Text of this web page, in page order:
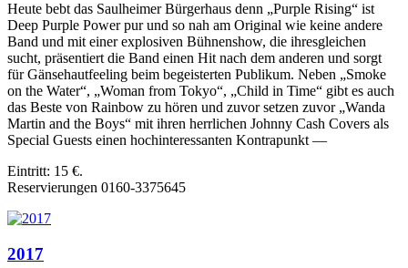
Heute bebt das Saulheimer Bürgerhaus denn „Purple Rising“ ist
Deep Purple Power pur und so nah am Original wie keine andere
Band und mit einer explosiven Bühnenshow, die ihresgleichen
sucht, präsentiert die Band einen Hit nach dem anderen und sorgt
für Gänsehautfeeling beim begeisterten Publikum. Neben „Smoke
on the Water“, „Woman from Tokyo“, „Child in Time“ gibt es auch
das Beste von Rainbow zu hören und zuvor setzen zuvor „Wanda
Martin and the Boys“ mit ihren herrlichen Johnny Cash Covers als
Special Guests einen hochinteressanten Kontrapunkt —
Eintritt: 15 €.
Reservierungen 0160-3375645
2017